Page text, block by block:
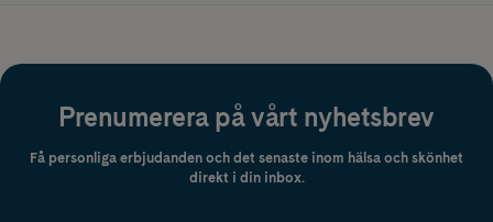
Prenumerera på vårt nyhetsbrev
Få personliga erbjudanden och det senaste inom hälsa och skönhet
direkt i din inbox.